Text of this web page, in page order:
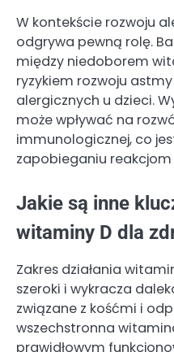
W kontekście rozwoju
odgrywa pewną rolę.
między niedoborem
ryzykiem rozwoju
alergicznych u dzieci.
może wpływać na
immunologicznej, co
zapobieganiu
Jakie są inne
witaminy D dla
Zakres działania
szeroki i wykracza
związane z kośćmi i
wszechstronna
prawidłowym